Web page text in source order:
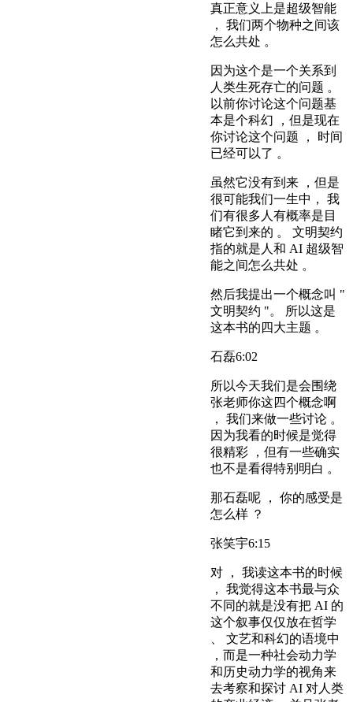
真正意义上是超级智能
， 我们两个物种之间该
怎么共处 。
因为这个是一个关系到
人类生死存亡的问题 。
以前你讨论这个问题基
本是个科幻 ，但是现在
你讨论这个问题 ， 时间
已经可以了 。
虽然它没有到来 ，但是
很可能我们一生中， 我
们有很多人有概率是目
睹它到来的 。 文明契约
指的就是人和 AI 超级智
能之间怎么共处 。
然后我提出一个概念叫 "
文明契约 "。 所以这是
这本书的四大主题 。
石磊6:02
所以今天我们是会围绕
张老师你这四个概念啊
， 我们来做一些讨论 。
因为我看的时候是觉得
很精彩 ，但有一些确实
也不是看得特别明白 。
那石磊呢 ， 你的感受是
怎么样 ？
张笑宇6:15
对 ， 我读这本书的时候
， 我觉得这本书最与众
不同的就是没有把 AI 的
这个叙事仅仅放在哲学
、 文艺和科幻的语境中
，而是一种社会动力学
和历史动力学的视角来
去考察和探讨 AI 对人类